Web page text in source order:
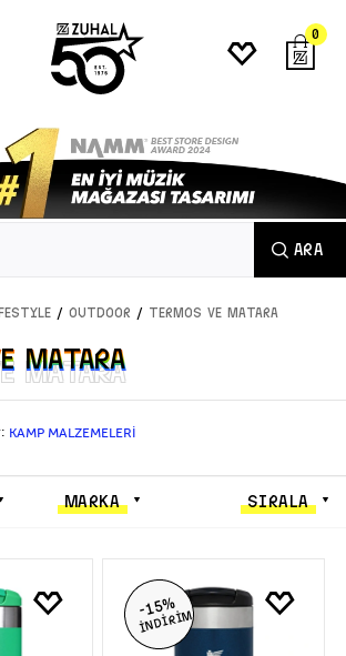
0
ARA
/ OUTDOOR / TERMOS VE MATARA
MATARA
MATARA
KAMP MALZEMELERİ
MARKA SIRALA
-15%
İNDİRİM